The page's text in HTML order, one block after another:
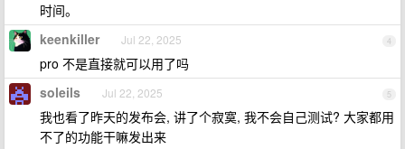
时间。
4
keenkiller Jul 22, 2025
pro 不是直接就可以用了吗
5
soleils Jul 22, 2025
我也看了昨天的发布会, 讲了个寂寞, 我不会自己测试? 大家都用
不了的功能干嘛发出来